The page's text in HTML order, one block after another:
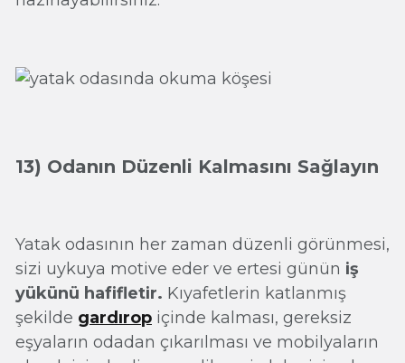
13) Odanın Düzenli Kalmasını Sağlayın
Yatak odasının her zaman düzenli görünmesi,
sizi uykuya motive eder ve ertesi günün iş
yükünü hafifletir. Kıyafetlerin katlanmış
şekilde gardırop içinde kalması, gereksiz
eşyaların odadan çıkarılması ve mobilyaların